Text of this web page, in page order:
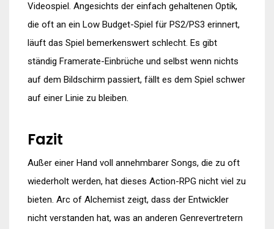
Videospiel. Angesichts der einfach gehaltenen Optik,
die oft an ein Low Budget-Spiel für PS2/PS3 erinnert,
läuft das Spiel bemerkenswert schlecht. Es gibt
ständig Framerate-Einbrüche und selbst wenn nichts
auf dem Bildschirm passiert, fällt es dem Spiel schwer
auf einer Linie zu bleiben.
Fazit
Außer einer Hand voll annehmbarer Songs, die zu oft
wiederholt werden, hat dieses Action-RPG nicht viel zu
bieten. Arc of Alchemist zeigt, dass der Entwickler
nicht verstanden hat, was an anderen Genrevertretern